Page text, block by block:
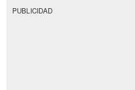
PUBLICIDAD